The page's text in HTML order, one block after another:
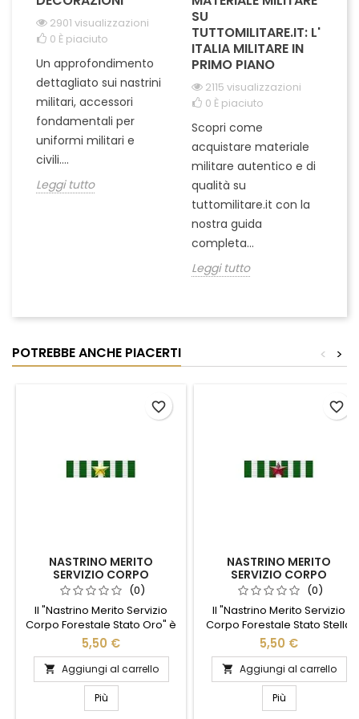
2901 visualizzazioni
0 È piaciuto
Un approfondimento
dettagliato sui nastrini
militari, accessori
fondamentali per
uniformi militari e
civili....
Leggi tutto
SU
TUTTOMILITARE.IT: L'
ITALIA MILITARE IN
PRIMO PIANO
2115 visualizzazioni
0 È piaciuto
Scopri come
acquistare materiale
militare autentico e di
qualità su
tuttomilitare.it con la
nostra guida
completa...
Leggi tutto
POTREBBE ANCHE PIACERTI >
<
NASTRINO MERITO
SERVIZIO CORPO
FORESTALE STATO ORO
(0)
Il "Nastrino Merito Servizio
Corpo Forestale Stato Oro" è
un simbolo di eccellenza e
dedizione nel servizio
forestale. Realizzato con
materiali di alta qualità,
questo nastrino dorato
rappresenta un
5,50 €
 Aggiungi al carrello
Più
favorite_border
NASTRINO MERITO
SERVIZIO CORPO
FORESTALE STATO STELLA
BRONZO
(0)
Il "Nastrino Merito Servizio
Corpo Forestale Stato Stella
Bronzo" è un simbolo di
riconoscimento per
l'impegno e la dedizione nel
servizio forestale. Realizzato
con materiali di alta qualità,
questo nastrino presenta una
5,50 €
 Aggiungi al carrello
Più
favorite_border